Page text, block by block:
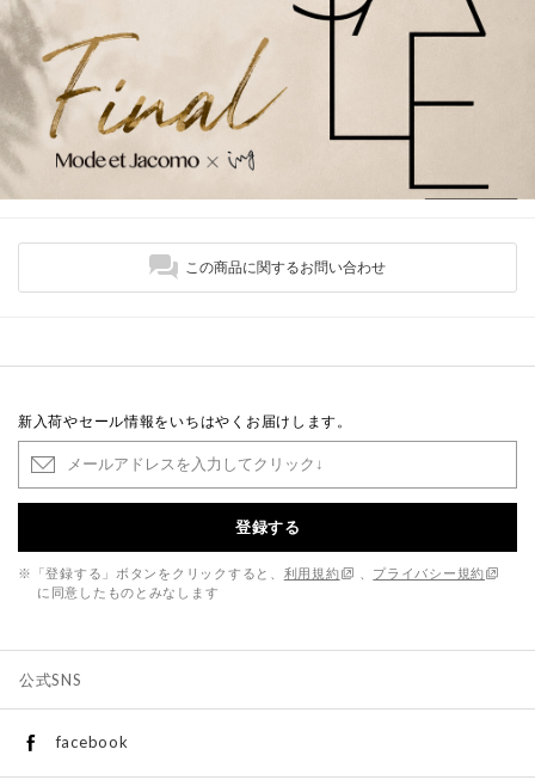
この商品に関するお問い合わせ
新入荷やセール情報をいちはやくお届けします。
登録する
※「登録する」ボタンをクリックすると、 利用規約
プライバシー規約
に同意したものとみなします
公式SNS
facebook